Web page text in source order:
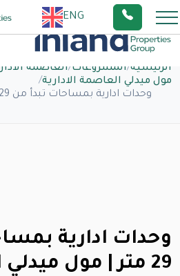
ENG
الرئيسية/المشروعات/العاصمة
مول ميدلي العاصمة الادارية/
وحدات ادارية
29 متر | مول